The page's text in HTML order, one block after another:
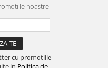
noastre
cu promotiile